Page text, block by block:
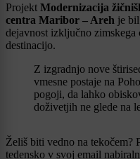
Projekt Modernizacija
centra Maribor – Areh je
dejavnost izključno
destinacijo.
Z izgradnjo nove
vmesne postaje na
pogoji, da lahko
doživetjih ne glede na
Želiš biti vedno na tekočem?
tedensko v svoj email